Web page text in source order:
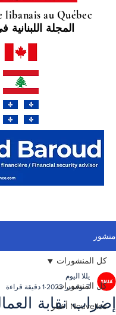
libanais au Québec
المجلة اللبنانية
منشور
كل المنشورات
Nouvelles أخبار
كل المنشورات
إضراب نقابة
يللا اليوم
7 نوفمبر 2023
1 دقيقة قراءة